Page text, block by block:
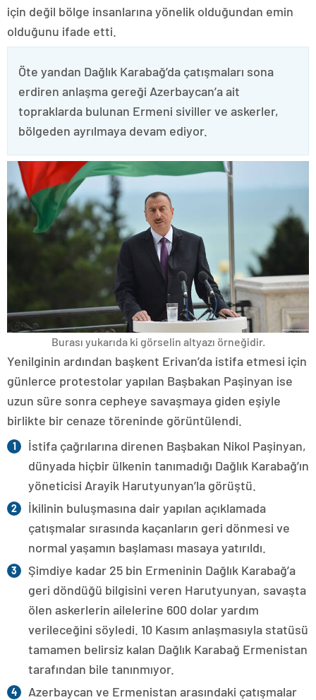
için değil bölge insanlarına yönelik olduğundan emin
olduğunu ifade etti.
Öte yandan Dağlık Karabağ’da çatışmaları sona
erdiren anlaşma gereği Azerbaycan’a ait
topraklarda bulunan Ermeni siviller ve askerler,
bölgeden ayrılmaya devam ediyor.
Burası yukarıda ki görselin altyazı örneğidir.
Yenilginin ardından başkent Erivan’da istifa etmesi için
günlerce protestolar yapılan Başbakan Paşinyan ise
uzun süre sonra cepheye savaşmaya giden eşiyle
birlikte bir cenaze töreninde görüntülendi.
İstifa çağrılarına direnen Başbakan Nikol Paşinyan,
dünyada hiçbir ülkenin tanımadığı Dağlık Karabağ’ın
yöneticisi Arayik Harutyunyan’la görüştü.
İkilinin buluşmasına dair yapılan açıklamada
çatışmalar sırasında kaçanların geri dönmesi ve
normal yaşamın başlaması masaya yatırıldı.
Şimdiye kadar 25 bin Ermeninin Dağlık Karabağ’a
geri döndüğü bilgisini veren Harutyunyan, savaşta
ölen askerlerin ailelerine 600 dolar yardım
verileceğini söyledi. 10 Kasım anlaşmasıyla statüsü
tamamen belirsiz kalan Dağlık Karabağ Ermenistan
tarafından bile tanınmıyor.
Azerbaycan ve Ermenistan arasındaki çatışmalar